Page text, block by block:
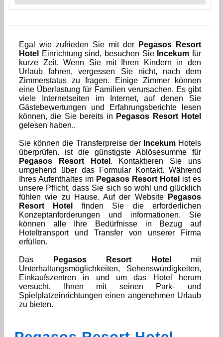
Egal wie zufrieden Sie mit der
Pegasos Resort
Hotel
Einrichtung sind, besuchen Sie Incekum für
kurze Zeit. Wenn Sie mit Ihren Kindern in den
Urlaub fahren, vergessen Sie nicht, nach dem
Zimmerstatus zu fragen. Einige Zimmer können
eine Überlastung für Familien verursachen. Es gibt
viele Internetseiten im Internet, auf denen Sie
Gästebewertungen und Erfahrungsberichte lesen
können, die Sie bereits in Pegasos Resort Hotel
gelesen haben..
Sie können die Transferpreise der IncekumHotels
überprüfen. ist die günstigste Ablösesumme für
Pegasos Resort Hotel . Kontaktieren Sie uns
umgehend über das Formular
Kontakt. Während
Ihres Aufenthaltes im Pegasos Resort Hotel ist es
unsere Pflicht, dass Sie sich so wohl und glücklich
fühlen wie zu Hause. Auf der Website
Pegasos
Resort Hotel
finden Sie die erforderlichen
Konzeptanforderungen und informationen. Sie
können alle Ihre Bedürfnisse in Bezug auf
Hoteltransport und Transfer von unserer Firma
erfüllen.
Das Pegasos Resort Hotel
mit
Unterhaltungsmöglichkeiten, Sehenswürdigkeiten,
Einkaufszentren in und um das Hotel herum
versucht, Ihnen mit seinen Park- und
Spielplatzeinrichtungen einen angenehmen Urlaub
zu bieten.